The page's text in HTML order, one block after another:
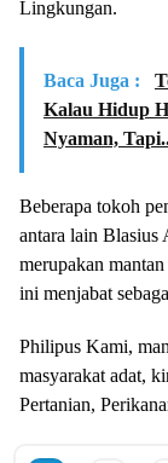
Lingkungan.
Baca Juga :
Kalau Hidup
Nyaman,
Beberapa tokoh
antara lain Blasius
merupakan
ini menjabat
Philipus Kami,
masyarakat adat,
Pertanian,